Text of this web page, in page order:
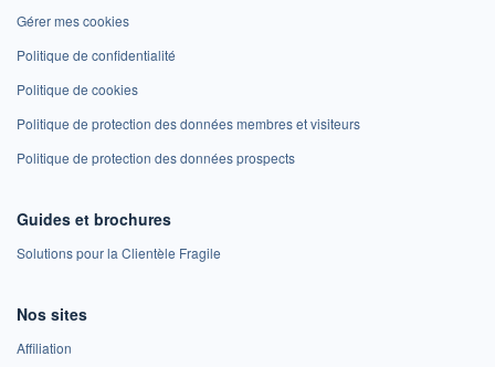
Gérer mes cookies
Politique de confidentialité
Politique de cookies
Politique de protection des données membres et visiteurs
Politique de protection des données prospects
Guides et brochures
Solutions pour la Clientèle Fragile
Nos sites
Affiliation